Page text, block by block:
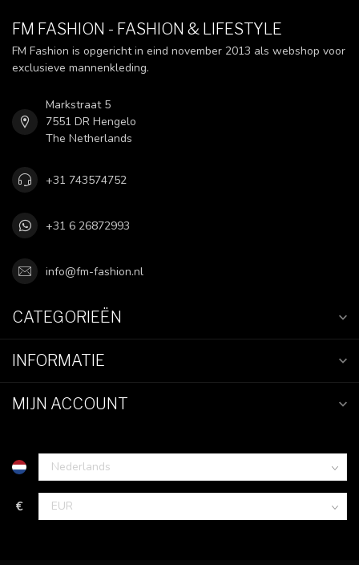
FM FASHION - FASHION & LIFESTYLE
FM Fashion is opgericht in eind november 2013 als webshop voor
exclusieve mannenkleding.
Markstraat 5
7551 DR Hengelo
The Netherlands
+31 743574752
+31 6 26872993
info@fm-fashion.nl
CATEGORIEËN
INFORMATIE
MIJN ACCOUNT
€